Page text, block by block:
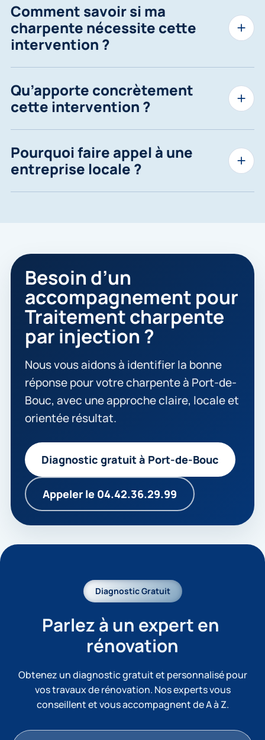
Comment savoir si ma
charpente nécessite cette
intervention ?
Qu’apporte concrètement
cette intervention ?
Pourquoi faire appel à une
entreprise locale ?
Besoin d’un
accompagnement pour
Traitement charpente
par injection ?
Nous vous aidons à identifier la bonne
réponse pour votre charpente à Port-de-
Bouc, avec une approche claire, locale et
orientée résultat.
Diagnostic gratuit à Port-de-Bouc
Appeler le 04.42.36.29.99
Diagnostic Gratuit
Parlez à un expert en
rénovation
Obtenez un diagnostic gratuit et personnalisé pour
vos travaux de rénovation. Nos experts vous
conseillent et vous accompagnent de A à Z.